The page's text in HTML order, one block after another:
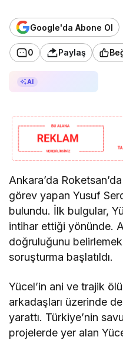
Google'da Abone Ol
0 Paylaş
AI
Ankara’da
görev yapan Yusuf
bulundu. İlk bulgular,
intihar ettiği yönünde.
doğruluğunu
soruşturma başlatıldı.
Yücel’in ani ve trajik
arkadaşları üzerinde
yarattı. Türkiye’nin
projelerde yer alan